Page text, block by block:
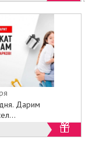
и кабинета
салоны, или
официальном
Дарим